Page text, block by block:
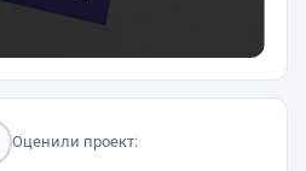
Оценили проект: